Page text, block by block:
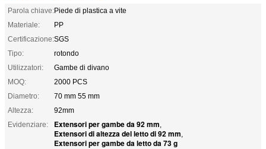
Parola chiave:Piede di plastica a vite
Materiale:
PP
Certificazione:SGS
Tipo:
rotondo
Utilizzatori:
Gambe di divano
MOQ:
2000 PCS
Diametro:
70 mm 55 mm
Altezza:
92mm
Evidenziare:
Extensori per gambe da 92 mm,
Extensori di altezza del letto di 92 mm,
Extensori per gambe da letto da 73 g